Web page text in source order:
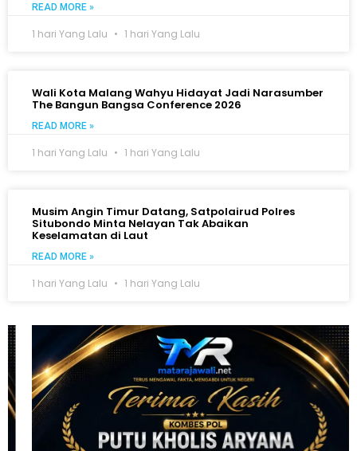
READ MORE »
1 hari Yang Lalu 1 hari Yang Lalu
Wali Kota Malang Wahyu Hidayat Jadi Narasumber
The Bangun Bangsa Conference 2026
READ MORE »
1 hari Yang Lalu 1 hari Yang Lalu
Musim Angin Timur Datang, Satpolairud Polres
Situbondo Minta Nelayan Tak Abaikan
Keselamatan di Laut
READ MORE »
1 hari Yang Lalu 1 hari Yang Lalu